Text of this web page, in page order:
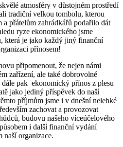
atmosféry v důstojném prostředí
tradiční velkou tombolu, kterou
a přátelům zahrádkářů podařilo dát
ryze ekonomického jsme
která je jako každý jiný finanční
přínosem!
připomenout, že nejen námi
zařízení, ale také dobrovolné
pak ekonomický přínos z plesu
jako jediný příspěvek do naší
příjmům jsme i v dnešní nelehké
zachovat a provozovat
budovu našeho víceúčelového
i další finanční vydání
naší organizace.